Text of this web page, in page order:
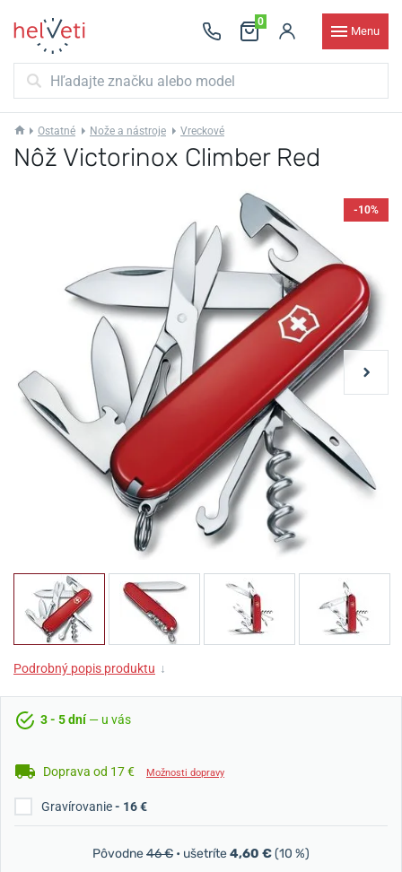
0
Menu
Ostatné Nože a nástroje Vreckové
Nôž Victorinox Climber Red
-10%
Podrobný popis produktu ↓
3 - 5 dní— u vás
Doprava od 17 € Možnosti dopravy
Gravírovanie- 16 €
Pôvodne46 € • ušetríte4,60 €(10 %)